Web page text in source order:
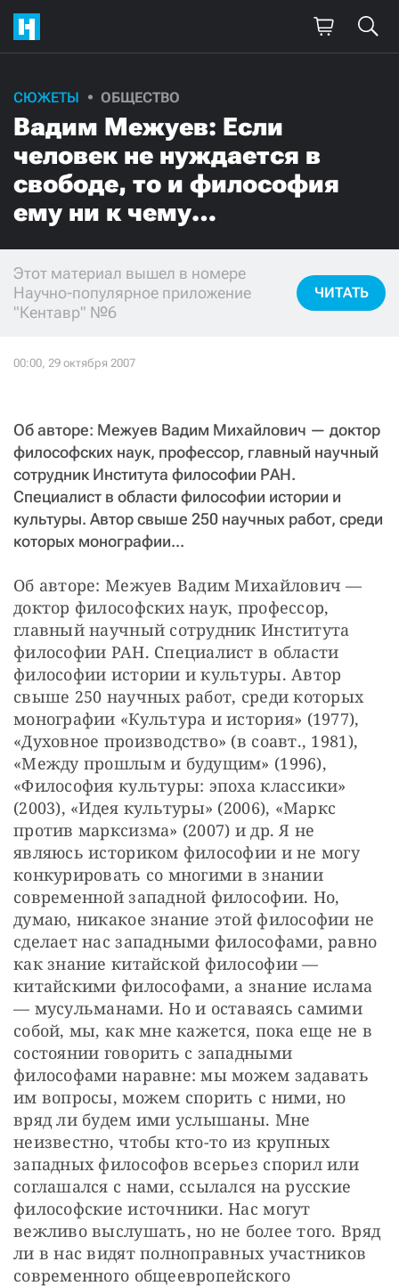
СЮЖЕТЫ ОБЩЕСТВО
Вадим Межуев: Если
человек не нуждается в
свободе, то и философия
ему ни к чему…
Этот материал вышел в номере
Научно-популярное приложение
"Кентавр" №6
ЧИТАТЬ
Об авторе: Межуев Вадим Михайлович — доктор
философских наук, профессор, главный научный
сотрудник Института философии РАН.
Специалист в области философии истории и
культуры. Автор свыше 250 научных работ, среди
которых монографии...
Об авторе: Межуев Вадим Михайлович —
доктор философских наук, профессор,
главный научный сотрудник Института
философии РАН. Специалист в области
философии истории и культуры. Автор
свыше 250 научных работ, среди которых
монографии «Культура и история» (1977),
«Духовное производство» (в соавт., 1981),
«Между прошлым и будущим» (1996),
«Философия культуры: эпоха классики»
(2003), «Идея культуры» (2006), «Маркс
против марксизма» (2007) и др. Я не
являюсь историком философии и не могу
конкурировать со многими в знании
современной западной философии. Но,
думаю, никакое знание этой философии не
сделает нас западными философами, равно
как знание китайской философии —
китайскими философами, а знание ислама
— мусульманами. Но и оставаясь самими
собой, мы, как мне кажется, пока еще не в
состоянии говорить с западными
философами наравне: мы можем задавать
им вопросы, можем спорить с ними, но
вряд ли будем ими услышаны. Мне
неизвестно, чтобы кто-то из крупных
западных философов всерьез спорил или
соглашался с нами, ссылался на русские
философские источники. Нас могут
вежливо выслушать, но не более того. Вряд
ли в нас видят полноправных участников
современного общеевропейского
Поддержите
нашу работу!
Ежемесячно Разово
3000
500
Нажимая кнопку «Стать соучастником»,
ПОДЕЛИТЬСЯ С ДРУЗЬЯМИ
Если у вас есть вопросы, пишите donate@novayagazeta.ru
звоните:
+7 (929) 612-03-68